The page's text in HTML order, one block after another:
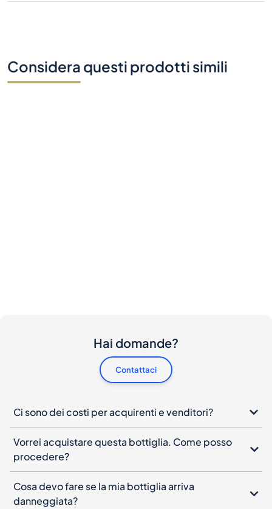
Considera questi prodotti simili
Hai domande?
Contattaci
Ci sono dei costi per acquirenti e venditori?
Vorrei acquistare questa bottiglia. Come posso
procedere?
Cosa devo fare se la mia bottiglia arriva
danneggiata?